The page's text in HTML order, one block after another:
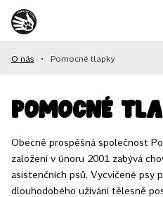
O NÁS
NAŠE SLUŽBY
KONTAKTY
O nás • Pomocné tlapky
Pomocné
Obecně prospěšná společnost
založení v únoru 2001 zabývá
asistenčních psů. Vycvičené psy
dlouhodobého užívání tělesně